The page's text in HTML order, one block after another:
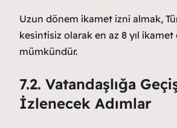
Uzun dönem ikamet izni almak,
kesintisiz olarak en az 8 yıl
mümkündür.
7.2. Vatandaşlığa
İzlenecek Adımlar